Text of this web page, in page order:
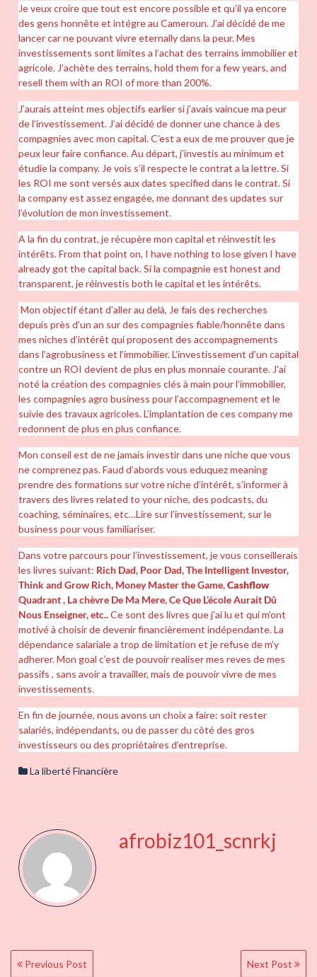
Je veux croire que tout est encore possible et qu’il ya encore
des gens honnête et intégre au Cameroun. J’ai décidé de me
lancer car ne pouvant vivre eternally dans la peur. Mes
investissements sont limites a l’achat des terrains immobilier et
agricole. J’achète des terrains, hold them for a few years, and
resell them with an ROI of more than 200%.
J’aurais atteint mes objectifs earlier si j’avais vaincue ma peur
de l’investissement. J’ai décidé de donner une chance à des
compagnies avec mon capital. C’est a eux de me prouver que je
peux leur faire confiance. Au départ, j’investis au minimum et
étudie la company. Je vois s’il respecte le contrat a la lettre. Si
les ROI me sont versés aux dates specified dans le contrat. Si
la company est assez engagée, me donnant des updates sur
l’évolution de mon investissement.
A la fin du contrat, je récupère mon capital et réinvestit les
intérêts. From that point on, I have nothing to lose given I have
already got the capital back. Si la compagnie est honest and
transparent, je réinvestis both le capital et les intérêts.
Mon objectif étant d’aller au delà, Je fais des recherches
depuis près d’un an sur des compagnies fiable/honnête dans
mes niches d’intérêt qui proposent des accompagnements
dans l’agrobusiness et l’immobilier. L’investissement d’un capital
contre un ROI devient de plus en plus monnaie courante. J’ai
noté la création des compagnies clés à main pour l’immobilier,
les compagnies agro business pour l’accompagnement et le
suivie des travaux agricoles. L’implantation de ces company me
redonnent de plus en plus confiance.
Mon conseil est de ne jamais investir dans une niche que vous
ne comprenez pas. Faud d’abords vous eduquez meaning
prendre des formations sur votre niche d’intérêt, s’informer à
travers des livres related to your niche, des podcasts, du
coaching, séminaires, etc…Lire sur l’investissement, sur le
business pour vous familiariser.
Dans votre parcours pour l’investissement, je vous conseillerais
les livres suivant: Rich Dad, Poor Dad, The Intelligent Investor,
Think and Grow Rich, Money Master the Game,Cashflow
Quadrant , La chèvre De Ma Mere, Ce Que L’école Aurait Dû
Nous Enseigner, etc..Ce sont des livres que j’ai lu et qui m’ont
motivé à choisir de devenir financièrement indépendante. La
dépendance salariale a trop de limitation et je refuse de m’y
adherer. Mon goal c’est de pouvoir realiser mes reves de mes
passifs , sans avoir a travailler, mais de pouvoir vivre de mes
investissements.
En fin de journée, nous avons un choix a faire: soit rester
salariés, indépendants, ou de passer du côté des gros
investisseurs ou des propriétaires d’entreprise.
La liberté Financière
afrobiz101_scnrkj
Post
Previous Post Next Post